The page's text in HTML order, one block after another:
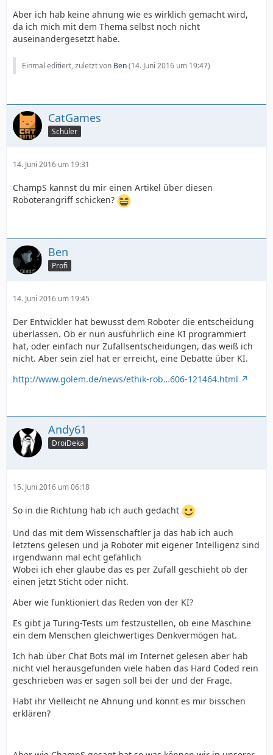
Aber ich hab keine ahnung wie es wirklich gemacht wird,
da ich mich mit dem Thema selbst noch nicht
auseinandergesetzt habe.
Einmal editiert, zuletzt von Ben(14. Juni 2016 um 19:47)
CatGames
Schüler
14. Juni 2016 um 19:31
ChampS kannst du mir einen Artikel über diesen
Roboterangriff schicken?
Ben
Profi
14. Juni 2016 um 19:45
Der Entwickler hat bewusst dem Roboter die entscheidung
überlassen. Ob er nun ausführlich eine KI programmiert
hat, oder einfach nur Zufallsentscheidungen, das weiß ich
nicht. Aber sein ziel hat er erreicht, eine Debatte über KI.
http://www.golem.de/news/ethik-rob…606-121464.html
Andy61
DroiDeka
15. Juni 2016 um 06:18
So in die Richtung hab ich auch gedacht
Und das mit dem Wissenschaftler ja das hab ich auch
letztens gelesen und ja Roboter mit eigener Intelligenz sind
irgendwann mal echt gefählich
Wobei ich eher glaube das es per Zufall geschieht ob der
einen jetzt Sticht oder nicht.
Aber wie funktioniert das Reden von der KI?
Es gibt ja Turing-Tests um festzustellen, ob eine Maschine
ein dem Menschen gleichwertiges Denkvermögen hat.
Ich hab über Chat Bots mal im Internet gelesen aber hab
nicht viel herausgefunden viele haben das Hard Coded rein
geschrieben was er sagen soll bei der und der Frage.
Habt ihr Vielleicht ne Ahnung und könnt es mir bisschen
erklären?